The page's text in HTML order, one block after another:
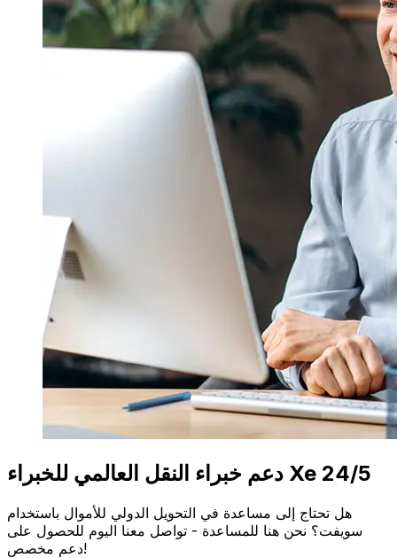
دعم خبراء النقل العالمي للخبراء Xe 24/5
هل تحتاج إلى مساعدة في التحويل الدولي للأموال باستخدام
سويفت؟ نحن هنا للمساعدة - تواصل معنا اليوم للحصول على
دعم مخصص!